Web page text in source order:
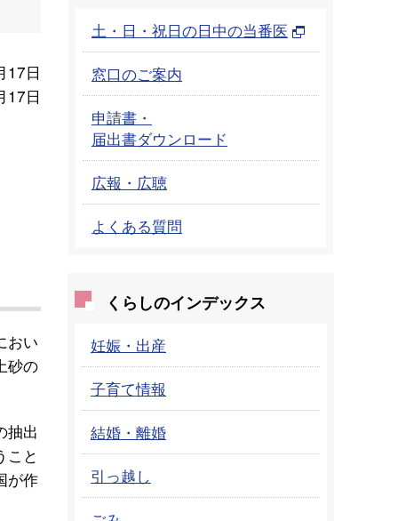
17日
17日
おい
砂の
抽出
こと
が作
土・日・祝日の日中の当番医
窓口のご案内
申請書・
届出書ダウンロード
広報・広聴
よくある質問
くらしのインデックス
妊娠・出産
子育て情報
結婚・離婚
引っ越し